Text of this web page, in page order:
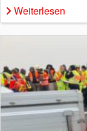
Weiterlesen